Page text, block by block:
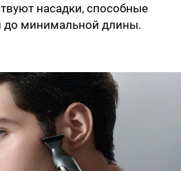
насадки, способные
до минимальной длины.